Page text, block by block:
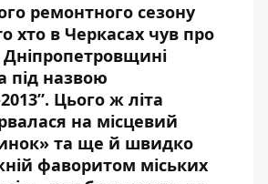
ремонтного сезону
хто в Черкасах чув про
Дніпропетровщині
під назвою
Цього ж літа
на місцевий
та ще й швидко
фаворитом міських